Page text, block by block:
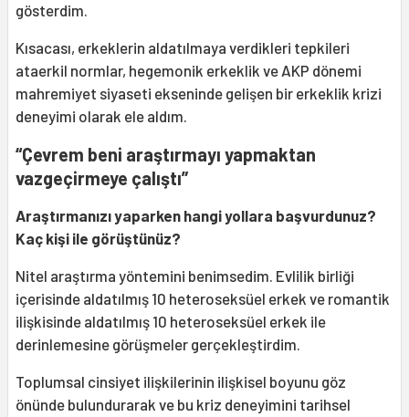
gösterdim.
Kısacası, erkeklerin aldatılmaya verdikleri tepkileri
ataerkil normlar, hegemonik erkeklik ve AKP dönemi
mahremiyet siyaseti ekseninde gelişen bir erkeklik krizi
deneyimi olarak ele aldım.
“Çevrem beni araştırmayı yapmaktan
vazgeçirmeye çalıştı”
Araştırmanızı yaparken hangi yollara başvurdunuz?
Kaç kişi ile görüştünüz?
Nitel araştırma yöntemini benimsedim. Evlilik birliği
içerisinde aldatılmış 10 heteroseksüel erkek ve romantik
ilişkisinde aldatılmış 10 heteroseksüel erkek ile
derinlemesine görüşmeler gerçekleştirdim.
Toplumsal cinsiyet ilişkilerinin ilişkisel boyunu göz
önünde bulundurarak ve bu kriz deneyimini tarihsel